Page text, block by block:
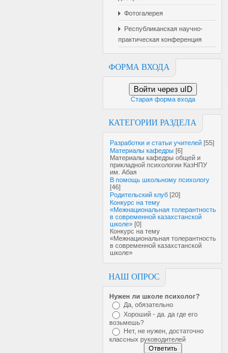
Фотогалерея
Республиканская научно-
практическая конференция
ФОРМА ВХОДА
Войти через uID
Старая форма входа
КАТЕГОРИИ РАЗДЕЛА
Разработки и статьи учителей [55]
Материалы кафедры [6]
Материалы кафедры общей и
прикладной психологии КазНПУ
им. Абая
В помощь школьному психологу
[46]
Родительский клуб [20]
Конкурс на тему
«Межнациональная толерантность
в современной казахстанской
школе» [0]
Конкурс на тему
«Межнациональная толерантность
в современной казахстанской
школе»
НАШ ОПРОС
Нужен ли школе психолог?
Да, обязательно
Хороший - да. да где его
возьмешь?
Нет, не нужен, достаточно
классных руководителей